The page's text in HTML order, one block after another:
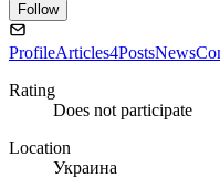
Follow
ProfileArticles4PostsNews
Rating
Does not participate
Location
Украина